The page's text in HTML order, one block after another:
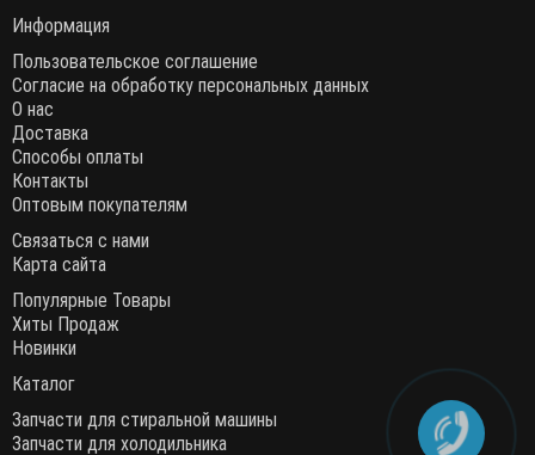
Информация
Пользовательское соглашение
Согласие на обработку персональных данных
О нас
Доставка
Способы оплаты
Контакты
Оптовым покупателям
Связаться с нами
Карта сайта
Популярные Товары
Хиты Продаж
Новинки
Каталог
Запчасти для стиральной машины
Запчасти для холодильника